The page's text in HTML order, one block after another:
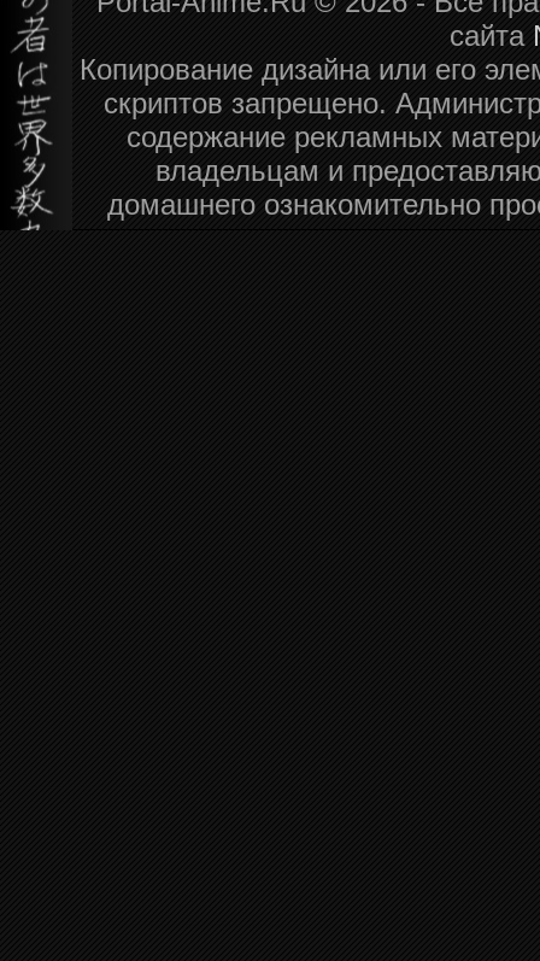
сайта
Копирование дизайна или его
скриптов запрещено.
содержание рекламных
владельцам и
домашнего ознакомительно